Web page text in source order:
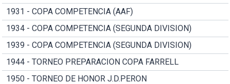
1931 - COPA COMPETENCIA (AAF)
1934 - COPA COMPETENCIA (SEGUNDA DIVISION)
1939 - COPA COMPETENCIA (SEGUNDA DIVISION)
1944 - TORNEO PREPARACION COPA FARRELL
1950 - TORNEO DE HONOR J.D.PERON